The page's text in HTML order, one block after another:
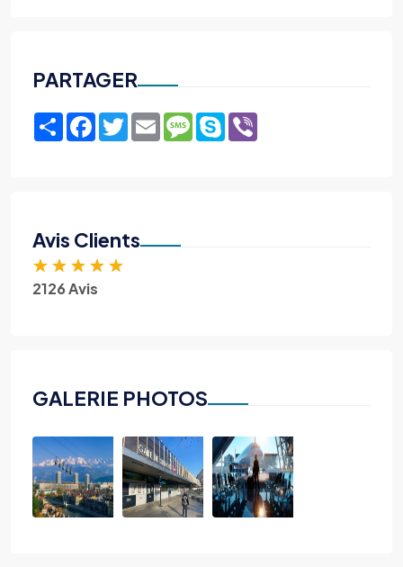
PARTAGER
ShareFacebook
TwitterEmailMessage
Skype
Avis Clients
★ ★ ★ ★ ★
2126 Avis
GALERIE PHOTOS